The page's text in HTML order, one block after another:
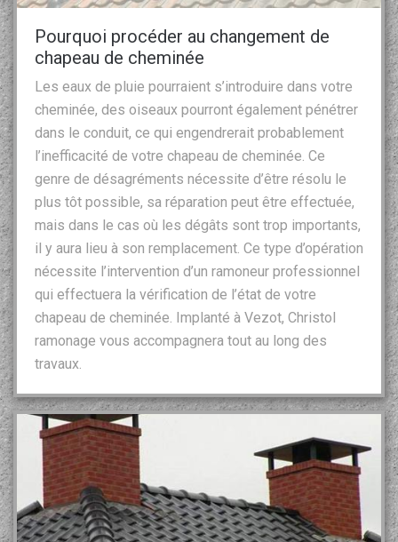
Pourquoi procéder au changement de
chapeau de cheminée
Les eaux de pluie pourraient s’introduire dans votre
cheminée, des oiseaux pourront également pénétrer
dans le conduit, ce qui engendrerait probablement
l’inefficacité de votre chapeau de cheminée. Ce
genre de désagréments nécessite d’être résolu le
plus tôt possible, sa réparation peut être effectuée,
mais dans le cas où les dégâts sont trop importants,
il y aura lieu à son remplacement. Ce type d’opération
nécessite l’intervention d’un ramoneur professionnel
qui effectuera la vérification de l’état de votre
chapeau de cheminée. Implanté à Vezot, Christol
ramonage vous accompagnera tout au long des
travaux.